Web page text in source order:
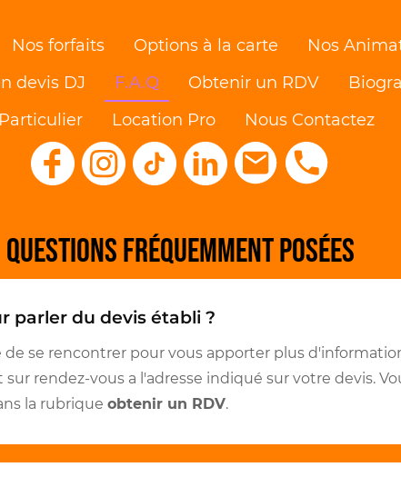
Nos forfaits Options à la carte Nos
devis DJ
F.A.Q Obtenir un RDV
Location Pro Nous Contactez
parler du devis établi ?
de se rencontrer pour vous apporter plus
rendez-vous a l'adresse indiqué sur votre devis.
la rubrique obtenir un RDV.
Questions fréquemment posées